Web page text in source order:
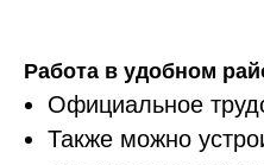
Работа в удобном
Официальное
Также можно